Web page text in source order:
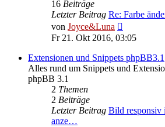
16 Beiträge
Letzter Beitrag Re: Farbe
von Joyce&Luna
Beitrag
Fr 21. Okt 2016, 03:05
Extensionen und Snippets phpBB3.1
Alles rund um Snippets und
phpBB 3.1
2 Themen
2 Beiträge
Letzter Beitrag Bild responsiv
anze…